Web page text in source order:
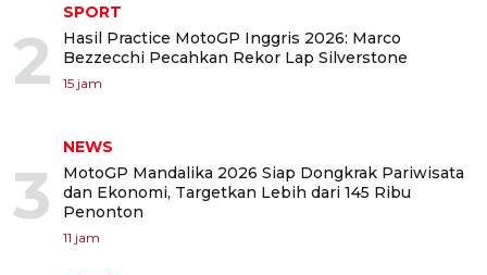
2
SPORT
Hasil Practice MotoGP Inggris 2026: Marco
Bezzecchi Pecahkan Rekor Lap Silverstone
15 jam
3
NEWS
MotoGP Mandalika 2026 Siap Dongkrak Pariwisata
dan Ekonomi, Targetkan Lebih dari 145 Ribu
Penonton
11 jam